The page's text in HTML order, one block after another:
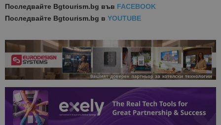
Последвайте Bgtourism.bg във FACEBOOK
Последвайте Bgtourism.bg в YOUTUBE